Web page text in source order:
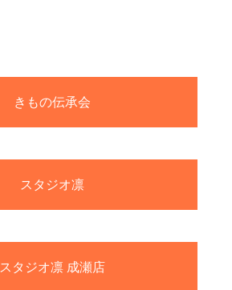
きもの伝承会
スタジオ凛
スタジオ凛 成瀬店